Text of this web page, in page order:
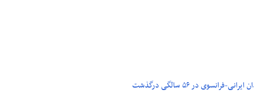
فرانسوی در ۵۶ سالگی درگذشت